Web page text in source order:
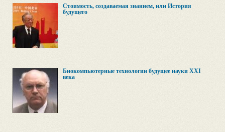
Стоимость, создаваемая знанием, или История
будущего
Биокомпьютерные технологии будущее науки XXI
века